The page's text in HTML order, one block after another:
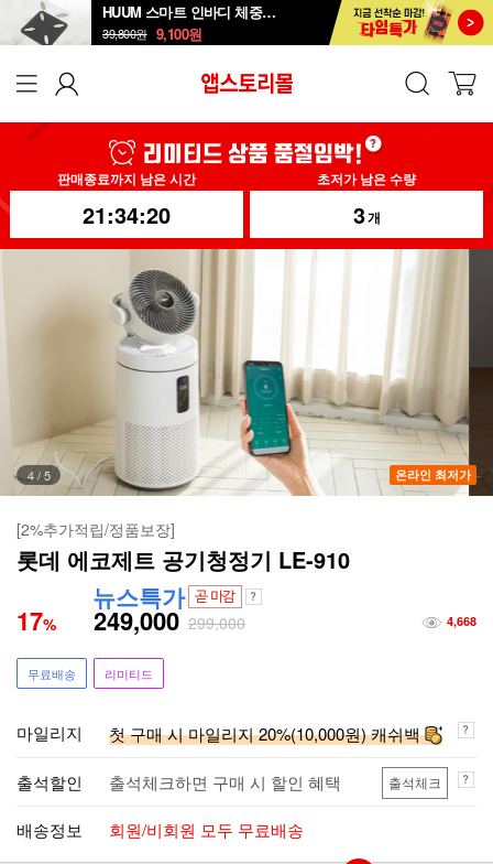
HUUM 스마트 인바디 체중계 SB-108B
39,800원 9,100원
판매종료까지 남은 시간
21:34:18
초저가 남은 수량
3개
4/5 온라인 최저가
[2%추가적립/정품보장]
롯데 에코제트 공기청정기 LE-910
뉴스특가
17% 249,000 299,000 4,668
무료배송 리미티드
마일리지 첫 구매 시 마일리지 20%(10,000원) 캐쉬백
출석할인 출석체크하면 구매 시 할인 혜택 출석체크
배송정보 회원/비회원 모두 무료배송